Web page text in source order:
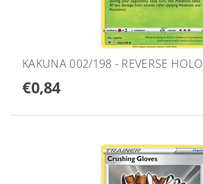
KAKUNA 002/198 - REVERSE HOLO
€0,84